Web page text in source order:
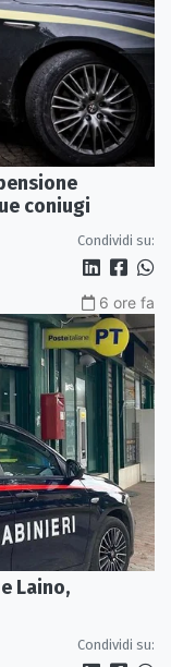
coniugi
Condividi su:
6 ore fa
Laino,
Condividi su: